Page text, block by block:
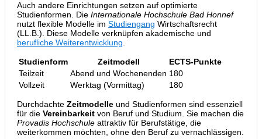
Auch andere Einrichtungen setzen auf optimierte
Studienformen. Die Internationale Hochschule Bad Honnef
nutzt flexible Modelle im Studiengang Wirtschaftsrecht
(LL.B.). Diese Modelle verknüpfen akademische und
berufliche Weiterentwicklung
Studienform Zeitmodell
ECTS-Punkte
Teilzeit
Abend und Wochenenden 180
Vollzeit
Werktag (Vormittag) 180
Durchdachte Zeitmodelle und Studienformen sind essenziell
für die Vereinbarkeit von Beruf und Studium. Sie machen die
Provadis Hochschule attraktiv für Berufstätige, die
weiterkommen möchten, ohne den Beruf zu vernachlässigen.